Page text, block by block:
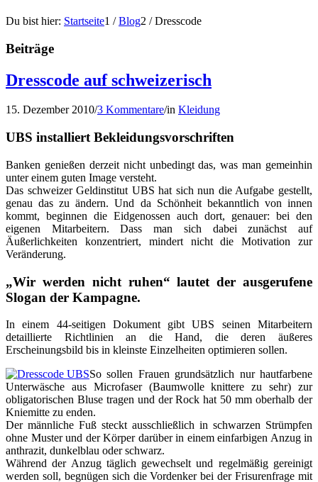
Du bist hier: Startseite1 / Blog2 / Dresscode
Beiträge
Dresscode auf schweizerisch
15. Dezember 2010/3 Kommentare/in Kleidung
UBS installiert Bekleidungsvorschriften
Banken genießen derzeit nicht unbedingt das, was man gemeinhin
unter einem guten Image versteht.
Das schweizer Geldinstitut UBS hat sich nun die Aufgabe gestellt,
genau das zu ändern. Und da Schönheit bekanntlich von innen
kommt, beginnen die Eidgenossen auch dort, genauer: bei den
eigenen Mitarbeitern. Dass man sich dabei zunächst auf
Äußerlichkeiten konzentriert, mindert nicht die Motivation zur
Veränderung.
„Wir werden nicht ruhen“ lautet der ausgerufene
Slogan der Kampagne.
In einem 44-seitigen Dokument gibt UBS seinen Mitarbeitern
detaillierte Richtlinien an die Hand, die deren äußeres
Erscheinungsbild bis in kleinste Einzelheiten optimieren sollen.
So sollen Frauen grundsätzlich nur hautfarbene
Unterwäsche aus Microfaser (Baumwolle knittere zu sehr) zur
obligatorischen Bluse tragen und der Rock hat 50 mm oberhalb der
Kniemitte zu enden.
Der männliche Fuß steckt ausschließlich in schwarzen Strümpfen
ohne Muster und der Körper darüber in einem einfarbigen Anzug in
anthrazit, dunkelblau oder schwarz.
Während der Anzug täglich gewechselt und regelmäßig gereinigt
werden soll, begnügen sich die Vordenker bei der Frisurenfrage mit